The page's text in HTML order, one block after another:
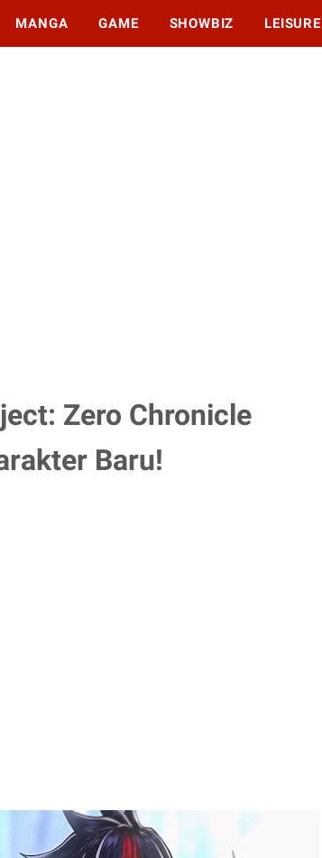
MANGA GAME SHOWBIZ LEISURE
Zero Chronicle
Baru!